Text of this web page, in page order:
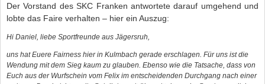
Der Vorstand des SKC Franken antwortete darauf umgehend und
lobte das Faire verhalten – hier ein Auszug:
Hi Daniel, liebe Sportfreunde aus Jägersruh,
uns hat Euere Fairness hier in Kulmbach gerade erschlagen. Für uns ist die
Wendung mit dem Sieg kaum zu glauben. Ebenso wie die Tatsache, dass von
Euch aus der Wurfschein vom Felix im entscheidenden Durchgang nach einer